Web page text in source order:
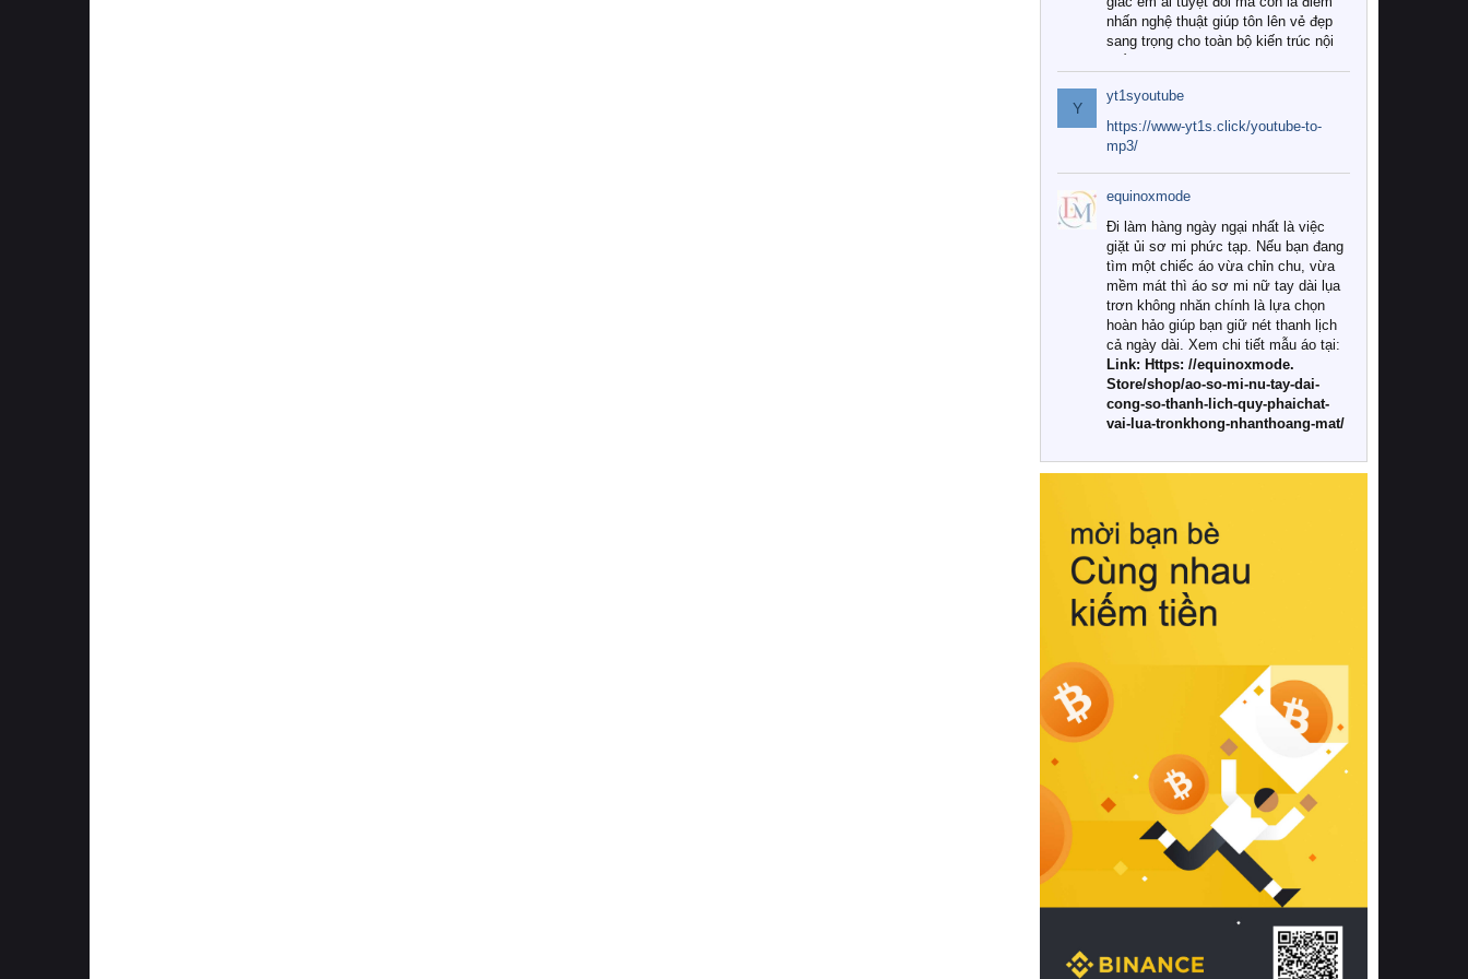
nhấn nghệ thuật giúp tôn lên vẻ đẹp
sang trọng cho toàn bộ kiến trúc nội
Tuy nhiên, giữa thị trường đa dạng
với vô vàn thương hiệu và mẫu mã
như hiện nay, làm thế nào để chọn
được những bộ chăn ga gối đệm cao
cấp thực sự chất lượng, phù hợp với
khí hậu và nhu cầu sử dụng của gia
đình? Hãy cùng chúng tôi đi tìm lời
giải đáp chi tiết qua bài viết dưới đây.
1. Tại sao các gia đình hiện đại lại ưa
chuộng chăn ga gối đệm cao cấp?
Khác với các dòng sản phẩm thông
thường, những bộ chăn ga gối đệm
cao cấp trải qua quy trình sản xuất
nghiêm ngặt từ khâu chọn lọc nguyên
liệu tự nhiên đến công nghệ dệt
nhuộm hiện đại không chứa hóa chất
này, bạn sẽ cảm nhận rõ rệt sự khác
hồi chuẩn xác của phần đệm nâng đỡ
cột sống.
Bên cạnh đó, việc lựa chọn các dòng
sản phẩm đạt chuẩn chất lượng quốc
tế còn giúp ngăn ngừa tình trạng kích
khuẩn và nấm mốc trong điều kiện
thời tiết nóng ẩm. Bạn có thể tìm hiểu
thêm các nghiên cứu khoa học về tác
động của giấc ngủ và môi trường
phòng ngủ đối với sức khỏe con
người tại Sleep Foundation (External
Link) để có cái nhìn toàn diện hơn.
2. Các tiêu chí vàng khi lựa chọn
chăn ga gối đệm cao cấp cho phòng
ngủ
Để sở hữu một bộ chăn ga gối đệm
cao cấp hoàn hảo cả về thẩm mỹ lẫn
công năng, người tiêu dùng cần cân
nhắc kỹ lưỡng các tiêu chí quan trọng
Y
yt1syoutube
https://www-yt1s.click/youtube-to-
mp3/
equinoxmode
Đi làm hàng ngày ngại nhất là việc
giặt ủi sơ mi phức tạp. Nếu bạn đang
tìm một chiếc áo vừa chỉn chu, vừa
mềm mát thì áo sơ mi nữ tay dài lụa
trơn không nhăn chính là lựa chọn
hoàn hảo giúp bạn giữ nét thanh lịch
cả ngày dài. Xem chi tiết mẫu áo tại:
Link: Https: //equinoxmode.
Store/shop/ao-so-mi-nu-tay-dai-
cong-so-thanh-lich-quy-phaichat-
vai-lua-tronkhong-nhanthoang-mat/